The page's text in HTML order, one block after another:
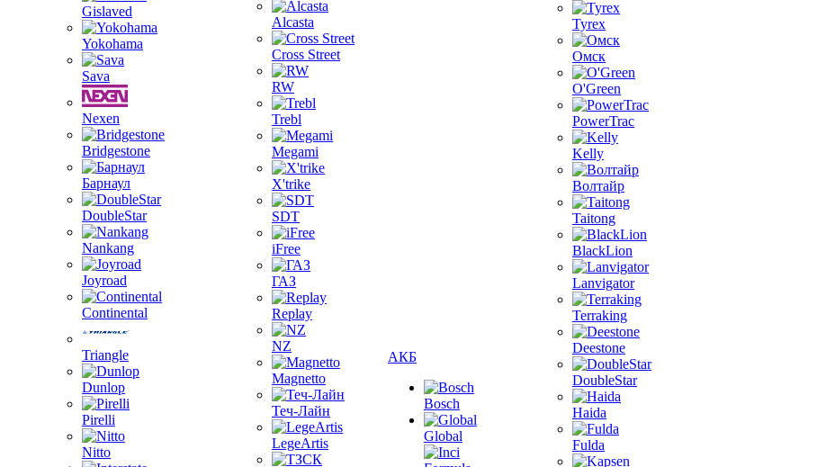
Gislaved
Yokohama
Sava
Nexen
Bridgestone
Барнаул
DoubleStar
Nankang
Joyroad
Continental
Triangle
Dunlop
Pirelli
Nitto
Alcasta
Cross Street
RW
Trebl
Megami
X'trike
SDT
iFree
ГАЗ
Replay
NZ
Magnetto
Теч-Лайн
LegeArtis
АКБ
Bosch
Global
Tyrex
Омск
O'Green
PowerTrac
Kelly
Волтайр
Taitong
BlackLion
Lanvigator
Terraking
Deestone
DoubleStar
Haida
Fulda